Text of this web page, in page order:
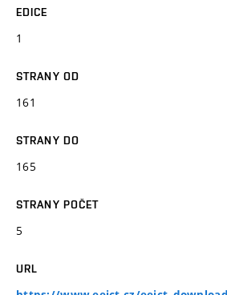
EDICE
1
STRANY OD
161
STRANY DO
165
STRANY POČET
5
URL